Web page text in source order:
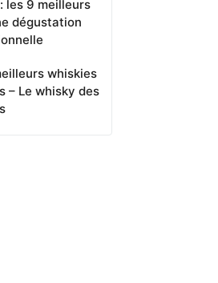
les 9 meilleurs
dégustation
whiskies
– Le whisky des